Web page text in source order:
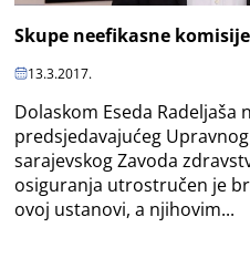
Skupe neefikasne komisije
13.3.2017.
Dolaskom Eseda Radeljaša
predsjedavajućeg
sarajevskog Zavoda
osiguranja utrostručen je
ovoj ustanovi, a njihovim...